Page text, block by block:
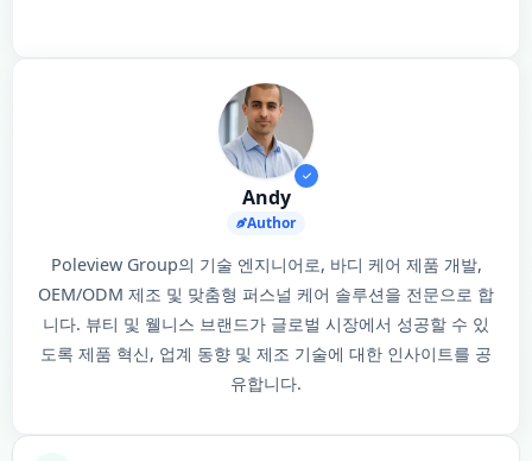
Andy
Author
Poleview Group의 기술 엔지니어로, 바디 케어 제품 개발,
OEM/ODM 제조 및 맞춤형 퍼스널 케어 솔루션을 전문으로 합
니다. 뷰티 및 웰니스 브랜드가 글로벌 시장에서 성공할 수 있
도록 제품 혁신, 업계 동향 및 제조 기술에 대한 인사이트를 공
유합니다.